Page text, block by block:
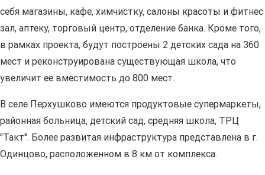
себя магазины, кафе, химчистку, салоны красоты и фитнес
зал, аптеку, торговый центр, отделение банка. Кроме того,
в рамках проекта, будут построены 2 детских сада на 360
мест и реконструирована существующая школа, что
увеличит ее вместимость до 800 мест.
В селе Перхушково имеются продуктовые супермаркеты,
районная больница, детский сад, средняя школа, ТРЦ
"Такт". Более развитая инфраструктура представлена в г.
Одинцово, расположенном в 8 км от комплекса.